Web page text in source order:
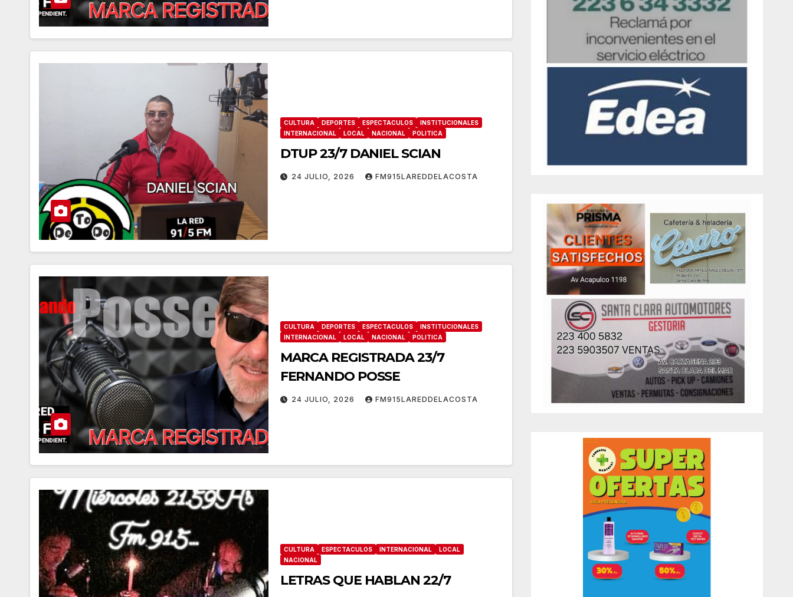
CULTURA DEPORTES ESPECTACULOS
INSTITUCIONALES
INTERNACIONAL
LOCAL NACIONAL POLITICA
DTUP 23/7 DANIEL SCIAN
24 JULIO, 2026 FM915LAREDDELACOSTA
CULTURA DEPORTES ESPECTACULOS
INSTITUCIONALES
INTERNACIONAL
LOCAL NACIONAL POLITICA
MARCA REGISTRADA 23/7
FERNANDO POSSE
24 JULIO, 2026 FM915LAREDDELACOSTA
CULTURA ESPECTACULOS INTERNACIONAL
LOCAL
NACIONAL
LETRAS QUE HABLAN 22/7